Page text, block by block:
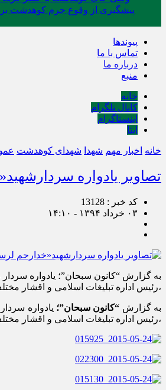
پیشگیری از وقوع جرم کوهدشت
پیوندها
تماس با ما
درباره ما
منبع
خانه
کانال تلگرام
اینستاگرام
ایتا
خانه اخبار مهم شهدا شهدای کوهدشت
تصاویر یادواره
کد خبر : 13128
۰۳ خرداد ۱۳۹۴ - ۱۴:۱۰
،رئیس اداره تبلیغات اسلامی و اقشار
به گزارش “کانون سبحان”؛
،رئیس اداره تبلیغات اسلامی و اقشار